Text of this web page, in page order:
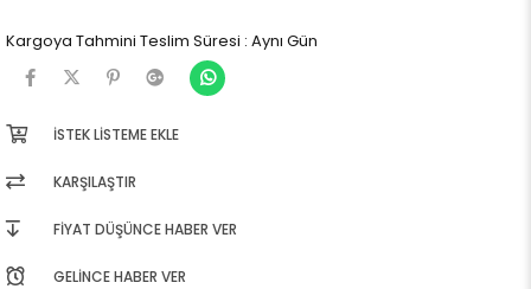
Kargoya Tahmini Teslim Süresi : Aynı Gün
İSTEK LISTEME EKLE
KARŞILAŞTIR
FIYAT DÜŞÜNCE HABER VER
GELINCE HABER VER